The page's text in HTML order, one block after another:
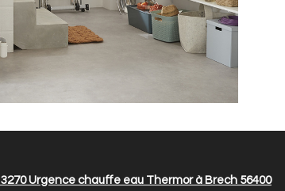
Urgence chauffe eau Thermor à Brech 56400